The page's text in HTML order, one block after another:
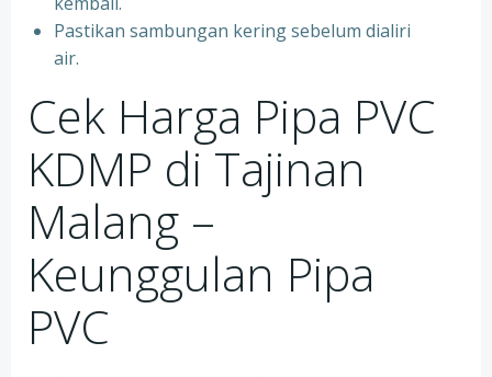
Pastikan sambungan kering sebelum dialiri
air.
Cek Harga Pipa PVC
KDMP di Tajinan
Malang –
Keunggulan Pipa
PVC